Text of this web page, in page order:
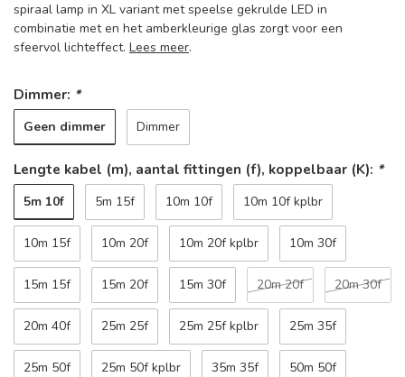
spiraal lamp in XL variant met speelse gekrulde LED in
combinatie met en het amberkleurige glas zorgt voor een
sfeervol lichteffect. Lees meer.
Dimmer: *
Geen dimmer Dimmer
Lengte kabel (m), aantal fittingen (f), koppelbaar (K): *
5m 10f 5m 15f 10m 10f 10m 10f kplbr
10m 15f 10m 20f 10m 20f kplbr 10m 30f
15m 15f 15m 20f 15m 30f 20m 20f 20m 30f
20m 40f 25m 25f 25m 25f kplbr 25m 35f
25m 50f 25m 50f kplbr 35m 35f 50m 50f